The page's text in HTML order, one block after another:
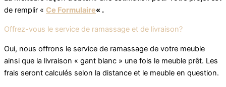
de remplir « Ce Formulaire« .
Offrez-vous le service de ramassage et de livraison?
Oui, nous offrons le service de ramassage de votre meuble
ainsi que la livraison « gant blanc » une fois le meuble prêt. Les
frais seront calculés selon la distance et le meuble en question.